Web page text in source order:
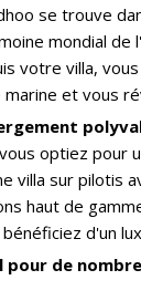
se trouve
mondial de
votre villa,
et vous
optiez pour
villa sur pilotis
haut de
d'un
pour de